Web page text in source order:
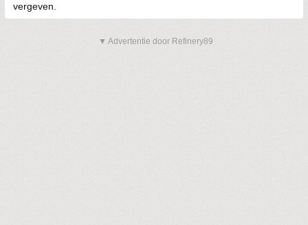
vergeven.
▼ Advertentie door Refinery89